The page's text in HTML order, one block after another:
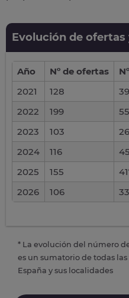
Evolución de
Año Nº de ofertas
2021
128
2022
199
2023
103
2024
116
2025
155
2026
106
* La evolución del número
es un sumatorio de todas
España y sus localidades